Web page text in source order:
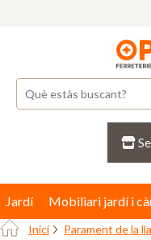
Jardí Mobiliari jardí i
Inici Parament de la